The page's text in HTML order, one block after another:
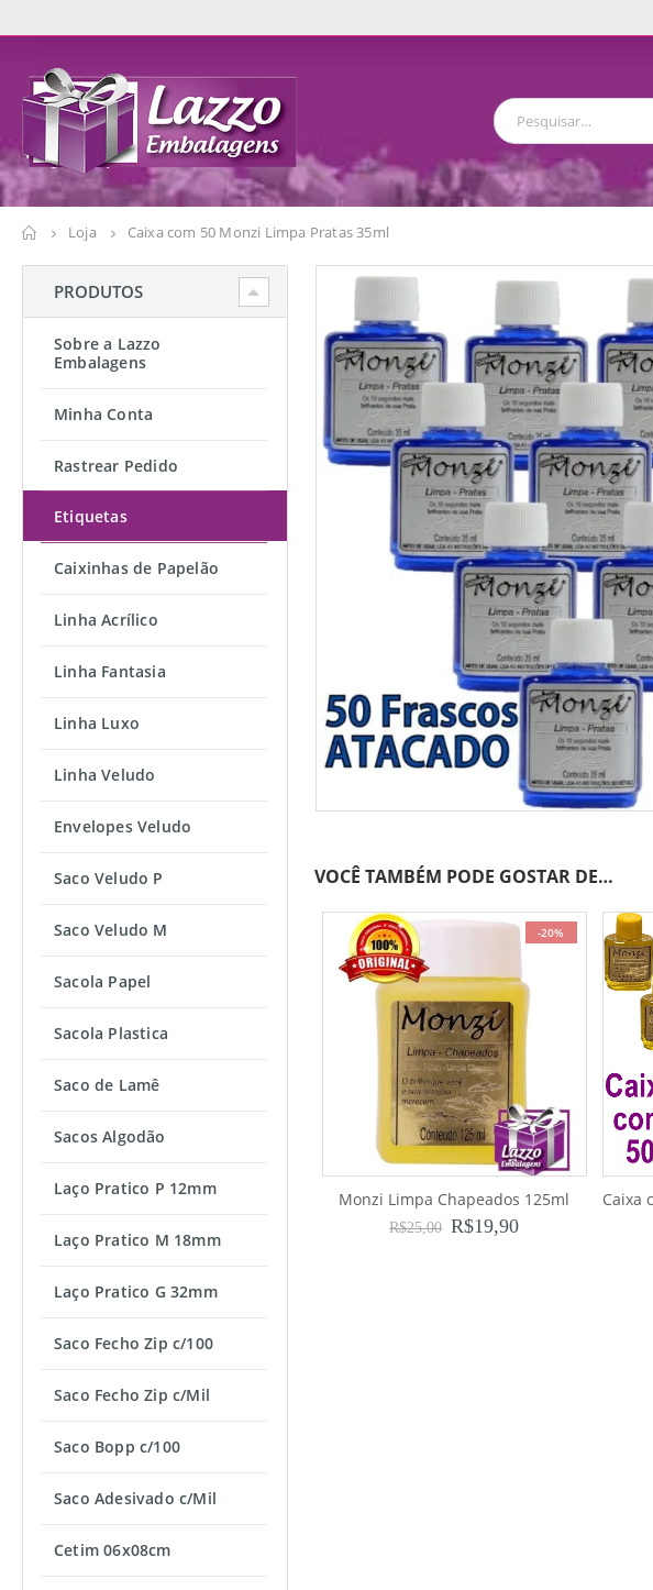
Loja Caixa com 50 Monzi Limpa Pratas 35ml
VOCÊ TAMBÉM PODE GOSTAR DE…
-20%
Monzi Limpa Chapeados 125ml
R$25,00 R$19,90
PRODUTOS
Sobre a Lazzo
Embalagens
Minha Conta
Rastrear Pedido
Etiquetas
Caixinhas de Papelão
Linha Acrílico
Linha Fantasia
Linha Luxo
Linha Veludo
Envelopes Veludo
Saco Veludo P
Saco Veludo M
Sacola Papel
Sacola Plastica
Saco de Lamê
Sacos Algodão
Laço Pratico P 12mm
Laço Pratico M 18mm
Laço Pratico G 32mm
Saco Fecho Zip c/100
Saco Fecho Zip c/Mil
Saco Bopp c/100
Saco Adesivado c/Mil
Cetim 06x08cm